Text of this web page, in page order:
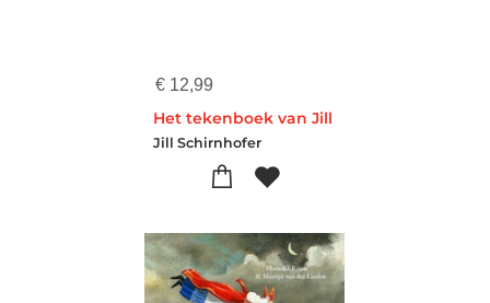
€ 12,99
Het tekenboek van Jill
Jill Schirnhofer